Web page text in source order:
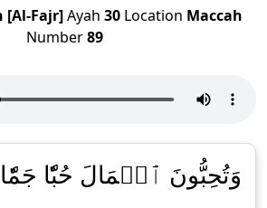
[Al-Fajr]Ayah 30Location Maccah
Number89
وَتُحِبُّونَ ٱلۡمَالَ حُبّٗا جَمّٗا